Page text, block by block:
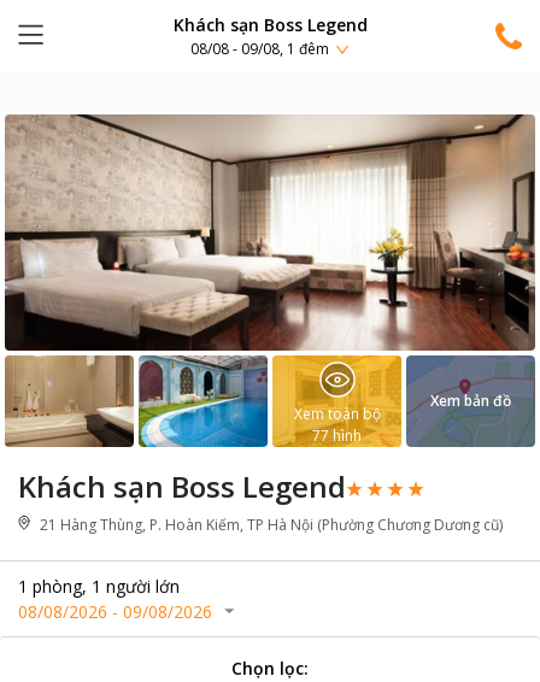
Khách sạn Boss Legend
08/08 - 09/08, 1 đêm
Khách sạn Boss Legend
21 Hàng Thùng, P. Hoàn Kiếm, TP Hà Nội (Phường Chương Dương cũ)
1 phòng, 1 người lớn
08/08/2026 - 09/08/2026
Xem toàn bộ
77 hình
Xem bản đồ
Chọn lọc: